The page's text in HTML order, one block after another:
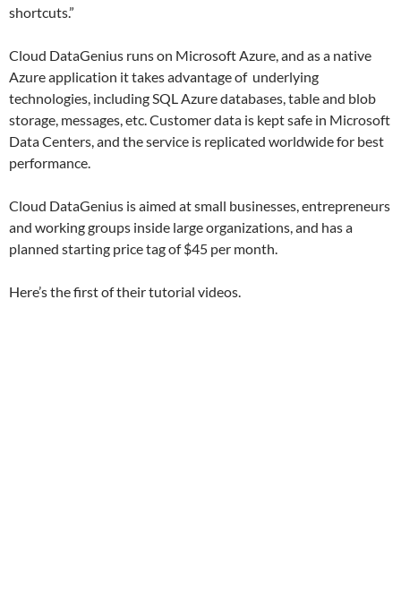
shortcuts.”
Cloud DataGenius runs on Microsoft Azure, and as a native
Azure application it takes advantage of underlying
technologies, including SQL Azure databases, table and blob
storage, messages, etc. Customer data is kept safe in Microsoft
Data Centers, and the service is replicated worldwide for best
performance.
Cloud DataGenius is aimed at small businesses, entrepreneurs
and working groups inside large organizations, and has a
planned starting price tag of $45 per month.
Here’s the first of their tutorial videos.